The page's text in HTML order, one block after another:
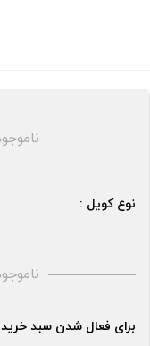
-
نوع کویل :
برای فعال شدن سبد